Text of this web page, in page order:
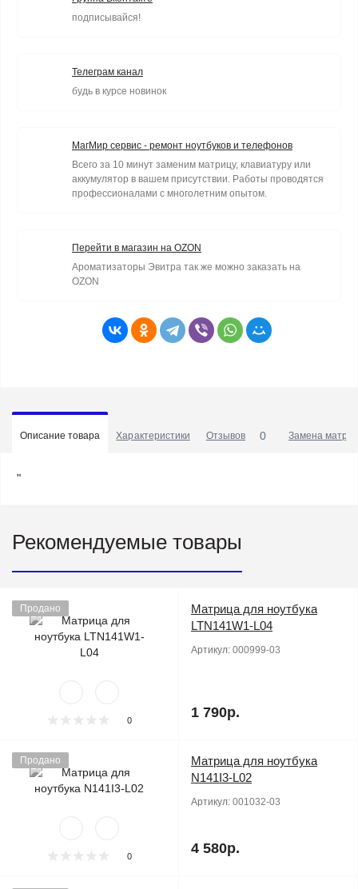
подписывайся!
Телеграм канал
будь в курсе новинок
МагМир сервис - ремонт ноутбуков и телефонов
Всего за 10 минут заменим матрицу, клавиатуру или
аккумулятор в вашем присутствии. Работы проводятся
профессионалами с многолетним опытом.
Перейти в магазин на OZON
Ароматизаторы Эвитра так же можно заказать на
OZON
Описание товара Характеристики Отзывов 0 Замена
"
Рекомендуемые товары
Продано
0
Матрица для ноутбука
LTN141W1-L04
Артикул: 000999-03
1 790р.
Продано
0
Матрица для ноутбука
N141I3-L02
Артикул: 001032-03
4 580р.